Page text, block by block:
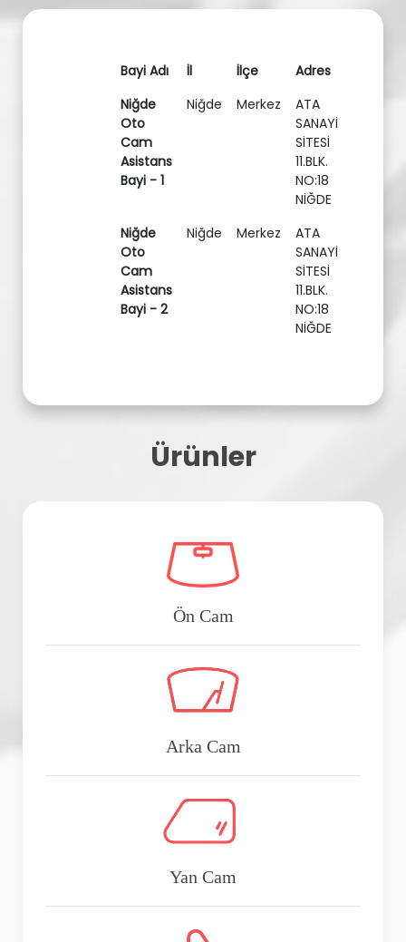
Bayi Adı İl İlçe
Adres
Niğde
Oto
Cam
Asistans
Bayi - 1
Niğde Merkez
ATA
SANAYİ
SİTESİ
11.BLK.
NO:18
NİĞDE
Niğde
Oto
Cam
Asistans
Bayi - 2
Niğde Merkez
ATA
SANAYİ
SİTESİ
11.BLK.
NO:18
NİĞDE
Ürünler
Ön Cam
Arka Cam
Yan Cam